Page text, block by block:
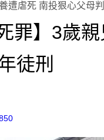
遭虐死 南投狠心父母
罪】3歲
徒刑